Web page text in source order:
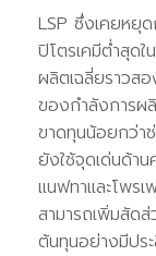
LSP ซึ่งเคยหยุด
ปิโตรเคมีต่ำสุด
ผลิตเฉลี่ยราวส
ของกำลังการผ
ขาดทุนน้อยกว่า
ยังใช้จุดเด่นด้า
แนฟทาและโพร
สามารถเพิ่มสัด
ต้นทุนอย่างมีปร